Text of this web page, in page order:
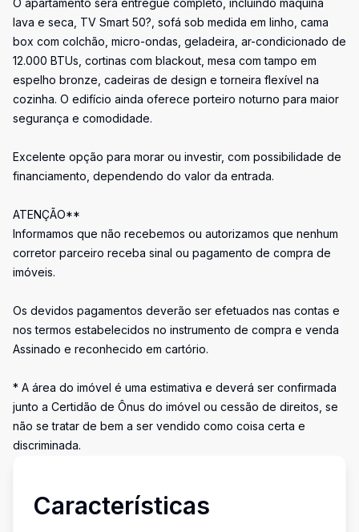
O apartamento será entregue completo, incluindo máquina
lava e seca, TV Smart 50?, sofá sob medida em linho, cama
box com colchão, micro-ondas, geladeira, ar-condicionado de
12.000 BTUs, cortinas com blackout, mesa com tampo em
espelho bronze, cadeiras de design e torneira flexível na
cozinha. O edifício ainda oferece porteiro noturno para maior
segurança e comodidade.
Excelente opção para morar ou investir, com possibilidade de
financiamento, dependendo do valor da entrada.
ATENÇÃO**
Informamos que não recebemos ou autorizamos que nenhum
corretor parceiro receba sinal ou pagamento de compra de
imóveis.
Os devidos pagamentos deverão ser efetuados nas contas e
nos termos estabelecidos no instrumento de compra e venda
Assinado e reconhecido em cartório.
* A área do imóvel é uma estimativa e deverá ser confirmada
junto a Certidão de Ônus do imóvel ou cessão de direitos, se
não se tratar de bem a ser vendido como coisa certa e
discriminada.
Características